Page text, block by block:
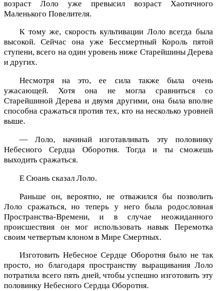
возраст Лоло уже превысил возраст Хаотичного
Маленького Повелителя.
К тому же, скорость культивации Лоло всегда была
высокой. Сейчас она уже Бессмертный Король пятой
ступени, всего на один уровень ниже Старейшины Дерева
и других.
Несмотря на это, ее сила также была очень
ужасающей. Хотя она не могла сравниться со
Старейшиной Дерева и двумя другими, она была вполне
способна сражаться против тех, кто на несколько уровней
выше.
— Лоло, начинай изготавливать эту половинку
Небесного Сердца Оборотня. Тогда и ты сможешь
выходить сражаться.
Е Сюань сказал Лоло.
Раньше он, вероятно, не отважился бы позволить
Лоло сражаться, но теперь у него была родословная
Пространства-Времени, и в случае неожиданного
происшествия он мог использовать навык Перемотка
своим четвертым клоном в Мире Смертных.
Изготовить Небесное Сердце Оборотня было не так
просто, но благодаря пространству выращивания Лоло
потратила всего пять дней, чтобы успешно изготовить эту
половинку Небесного Сердца Оборотня.